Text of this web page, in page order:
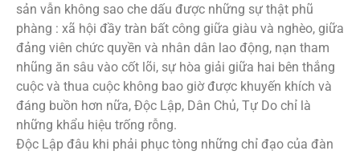
sản vẫn không sao che dấu được những sự thật phũ
phàng : xã hội đầy tràn bất công giữa giàu và nghèo, giữa
đảng viên chức quyền và nhân dân lao động, nạn tham
nhũng ăn sâu vào cốt lõi, sự hòa giải giữa hai bên thắng
cuộc và thua cuộc không bao giờ được khuyến khích và
đáng buồn hơn nữa, Độc Lập, Dân Chủ, Tự Do chỉ là
những khẩu hiệu trống rỗng.
Độc Lập đâu khi phải phục tòng những chỉ đạo của đàn